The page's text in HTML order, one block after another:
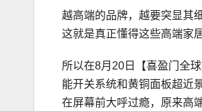
越高端的品牌，越要突显其
这就是真正懂得这些高端家
所以在8月20日【喜盈门全
能开关系统和黄铜面板超近
在屏幕前大呼过瘾，原来高